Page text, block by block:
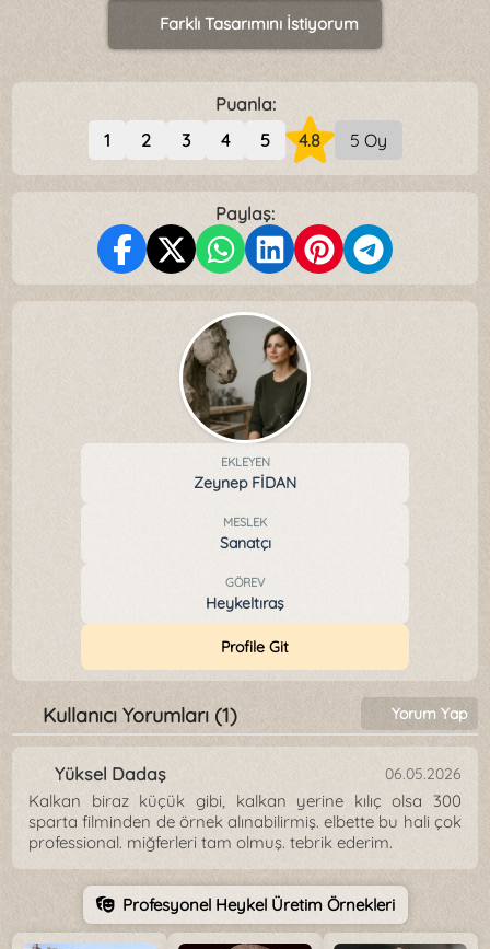
Farklı Tasarımını İstiyorum
Puanla:
1
2 3 4 5 4.8 5 Oy
Paylaş:
EKLEYEN
Zeynep FİDAN
MESLEK
Sanatçı
GÖREV
Heykeltıraş
Profile Git
Kullanıcı Yorumları (1) Yorum Yap
Yüksel Dadaş 06.05.2026
Kalkan biraz küçük gibi, kalkan yerine kılıç olsa 300
sparta filminden de örnek alınabilirmiş. elbette bu hali çok
professional. miğferleri tam olmuş. tebrik ederim.
Profesyonel Heykel Üretim Örnekleri